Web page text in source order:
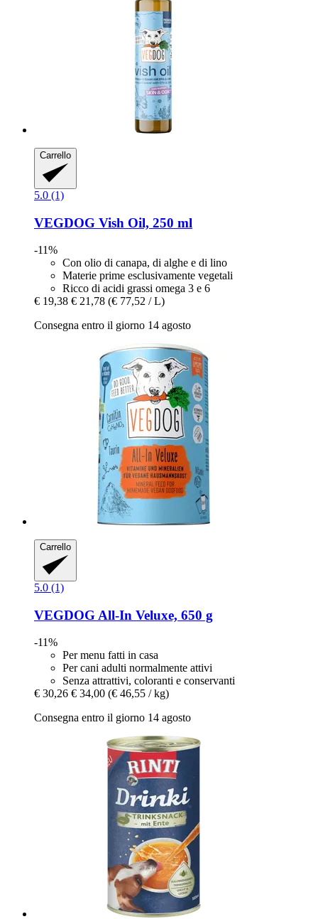
Carrello
5.0 (1)
VEGDOG Vish Oil, 250 ml
-11%
Con olio di canapa, di alghe e di lino
Materie prime esclusivamente vegetali
Ricco di acidi grassi omega 3 e 6
€ 19,38 € 21,78 (€ 77,52 / L)
Consegna entro il giorno 14 agosto
Carrello
5.0 (1)
VEGDOG All-​In Veluxe, 650 g
-11%
Per menu fatti in casa
Per cani adulti normalmente attivi
Senza attrattivi, coloranti e conservanti
€ 30,26 € 34,00 (€ 46,55 / kg)
Consegna entro il giorno 14 agosto